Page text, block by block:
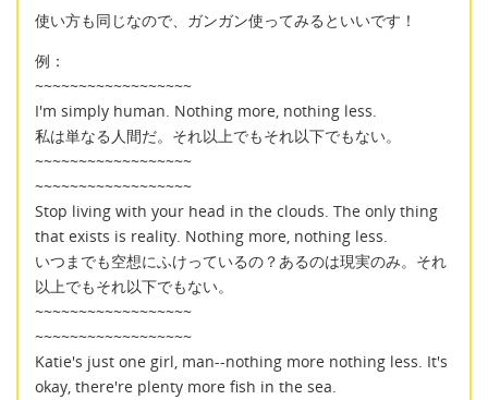
使い方も同じなので、ガンガン使ってみるといいです！
例：
~~~~~~~~~~~~~~~~~~
I'm simply human. Nothing more, nothing less.
私は単なる人間だ。それ以上でもそれ以下でもない。
~~~~~~~~~~~~~~~~~~
~~~~~~~~~~~~~~~~~~
Stop living with your head in the clouds. The only thing
that exists is reality. Nothing more, nothing less.
いつまでも空想にふけっているの？あるのは現実のみ。それ
以上でもそれ以下でもない。
~~~~~~~~~~~~~~~~~~
~~~~~~~~~~~~~~~~~~
Katie's just one girl, man--nothing more nothing less. It's
okay, there're plenty more fish in the sea.